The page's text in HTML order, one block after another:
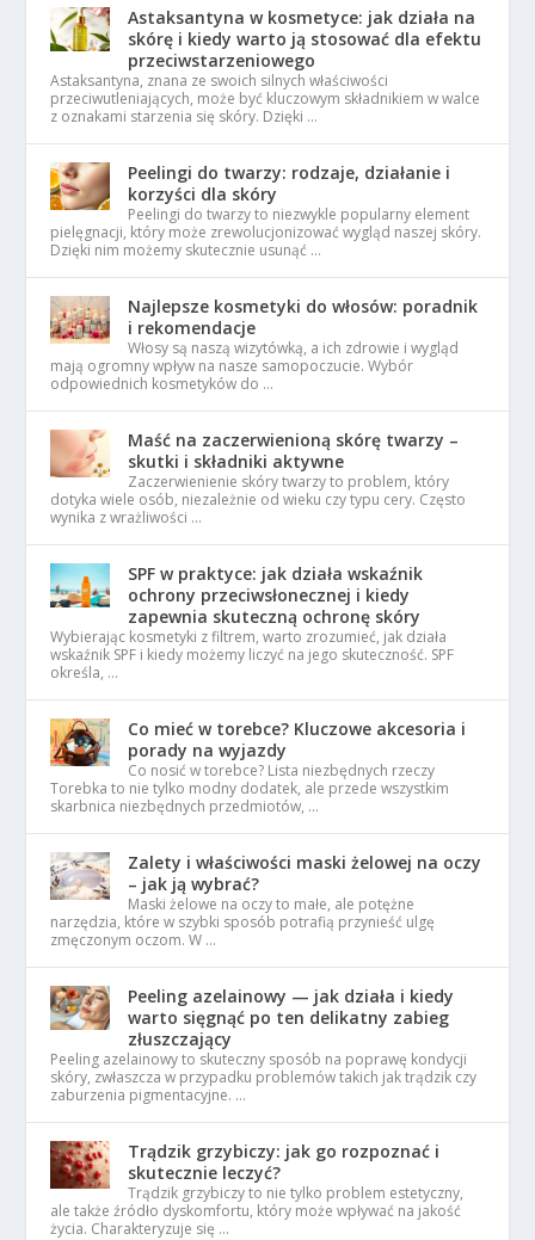
Astaksantyna w kosmetyce: jak działa na
skórę i kiedy warto ją stosować dla efektu
przeciwstarzeniowego
Astaksantyna, znana ze swoich silnych właściwości
przeciwutleniających, może być kluczowym składnikiem w walce
z oznakami starzenia się skóry. Dzięki …
Peelingi do twarzy: rodzaje, działanie i
korzyści dla skóry
Peelingi do twarzy to niezwykle popularny element
pielęgnacji, który może zrewolucjonizować wygląd naszej skóry.
Dzięki nim możemy skutecznie usunąć …
Najlepsze kosmetyki do włosów: poradnik
i rekomendacje
Włosy są naszą wizytówką, a ich zdrowie i wygląd
mają ogromny wpływ na nasze samopoczucie. Wybór
odpowiednich kosmetyków do …
Maść na zaczerwienioną skórę twarzy –
skutki i składniki aktywne
Zaczerwienienie skóry twarzy to problem, który
dotyka wiele osób, niezależnie od wieku czy typu cery. Często
wynika z wrażliwości …
SPF w praktyce: jak działa wskaźnik
ochrony przeciwsłonecznej i kiedy
zapewnia skuteczną ochronę skóry
Wybierając kosmetyki z filtrem, warto zrozumieć, jak działa
wskaźnik SPF i kiedy możemy liczyć na jego skuteczność. SPF
określa, …
Co mieć w torebce? Kluczowe akcesoria i
porady na wyjazdy
Co nosić w torebce? Lista niezbędnych rzeczy
Torebka to nie tylko modny dodatek, ale przede wszystkim
skarbnica niezbędnych przedmiotów, …
Zalety i właściwości maski żelowej na oczy
– jak ją wybrać?
Maski żelowe na oczy to małe, ale potężne
narzędzia, które w szybki sposób potrafią przynieść ulgę
zmęczonym oczom. W …
Peeling azelainowy — jak działa i kiedy
warto sięgnąć po ten delikatny zabieg
złuszczający
Peeling azelainowy to skuteczny sposób na poprawę kondycji
skóry, zwłaszcza w przypadku problemów takich jak trądzik czy
zaburzenia pigmentacyjne. …
Trądzik grzybiczy: jak go rozpoznać i
skutecznie leczyć?
Trądzik grzybiczy to nie tylko problem estetyczny,
ale także źródło dyskomfortu, który może wpływać na jakość
życia. Charakteryzuje się …